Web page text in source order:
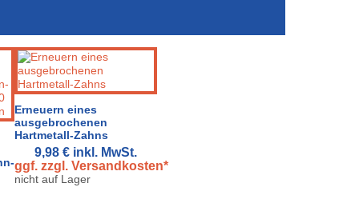
Erneuern eines
ausgebrochenen
Hartmetall-Zahns
9,98 € inkl. MwSt.
ggf. zzgl. Versandkosten*
nicht auf Lager